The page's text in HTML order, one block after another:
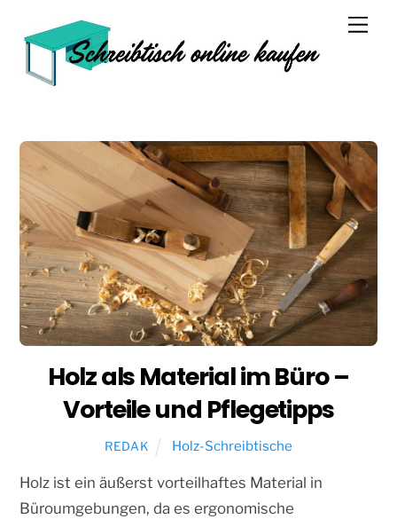
Holz als Material im Büro –
Vorteile und Pflegetipps
REDAK Holz-Schreibtische
Holz ist ein äußerst vorteilhaftes Material in
Büroumgebungen, da es ergonomische